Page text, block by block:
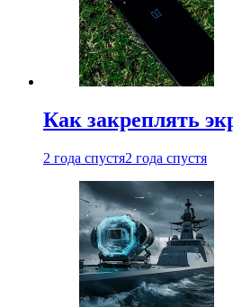
Как закреплять
2 года спустя2 года спустя